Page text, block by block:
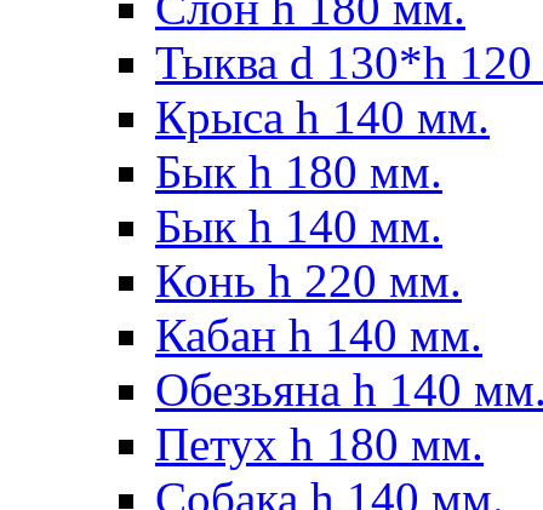
Тыква d 130*h
Крыса h 140 мм.
Бык h 180 мм.
Бык h 140 мм.
Конь h 220 мм.
Кабан h 140 мм.
Обезьяна h 140
Петух h 180 мм.
Собака h 140 мм.